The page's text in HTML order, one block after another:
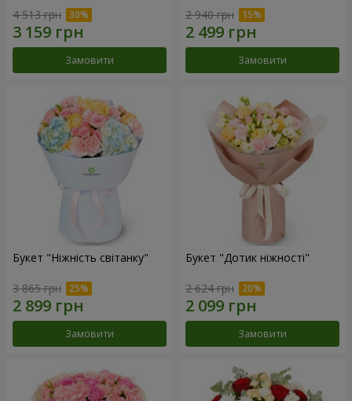
4 513 грн
Замовити
2 940 грн
Замовити
Букет "Ніжність світанку"
3 865 грн
Замовити
Букет "Дотик ніжності"
2 624 грн
Замовити